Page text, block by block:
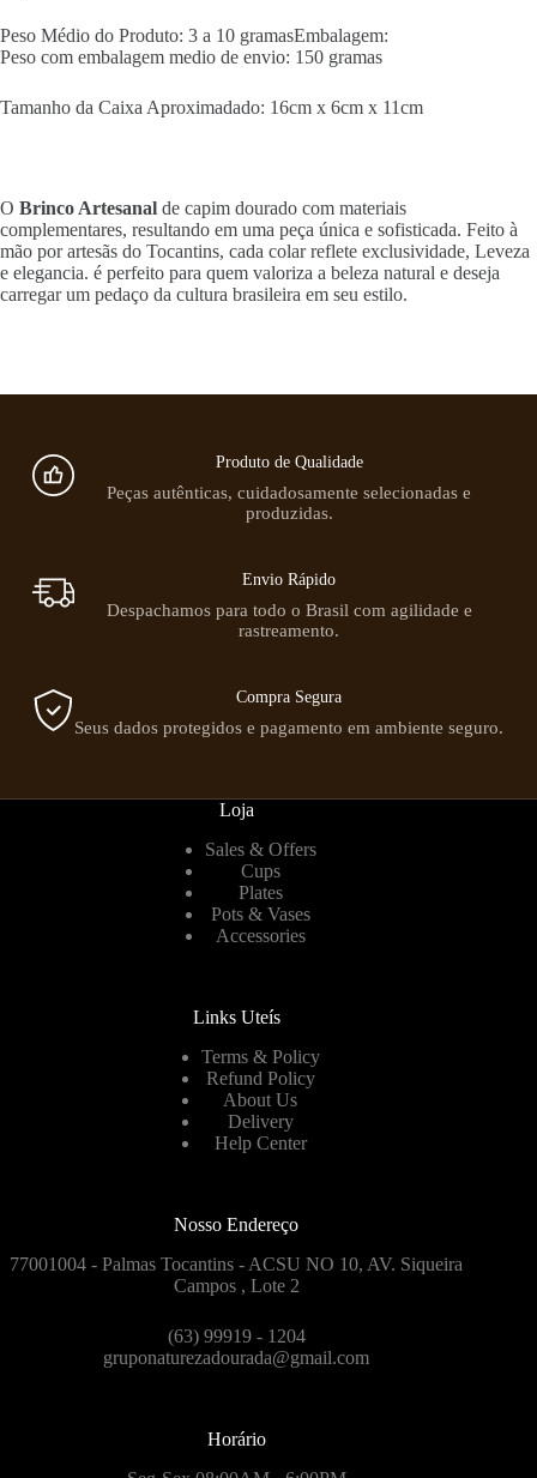
Peso Médio do Produto: 3 a 10 gramasEmbalagem:
Peso com embalagem medio de envio: 150 gramas
Tamanho da Caixa Aproximadado: 16cm x 6cm x 11cm
O Brinco Artesanal de capim dourado com materiais
complementares, resultando em uma peça única e sofisticada. Feito à
mão por artesãs do Tocantins, cada colar reflete exclusividade, Leveza
e elegancia. é perfeito para quem valoriza a beleza natural e deseja
carregar um pedaço da cultura brasileira em seu estilo.
Produto de Qualidade
Peças autênticas, cuidadosamente selecionadas e
produzidas.
Envio Rápido
Despachamos para todo o Brasil com agilidade e
rastreamento.
Compra Segura
Seus dados protegidos e pagamento em ambiente seguro.
Loja
Sales & Offers
Cups
Plates
Pots & Vases
Accessories
Links Uteís
Terms & Policy
Refund Policy
About Us
Delivery
Help Center
Nosso Endereço
77001004 - Palmas Tocantins - ACSU NO 10, AV. Siqueira
Campos , Lote 2
(63) 99919 - 1204
gruponaturezadourada@gmail.com
Horário